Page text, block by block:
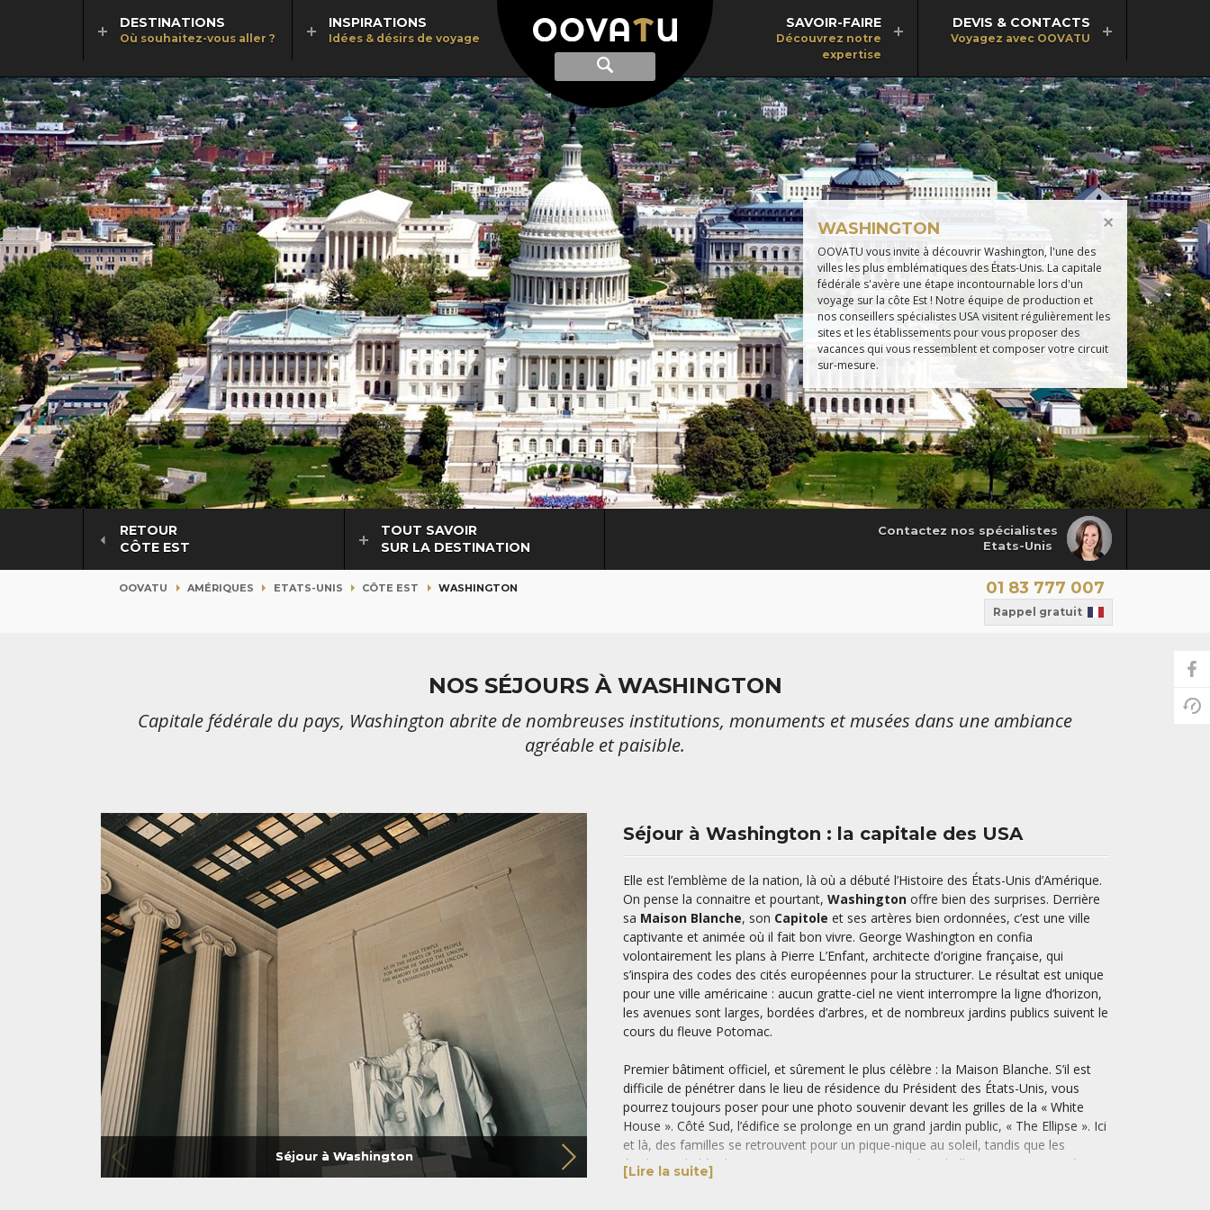
Afficher
recherche
Recherche
DESTINATIONS
Où souhaitez-vous aller ?
INSPIRATIONS
Idées & désirs de voyage
SAVOIR-FAIRE
Découvrez notre
expertise
DEVIS & CONTACTS
Voyagez avec OOVATU
WASHINGTON
OOVATU vous invite à découvrir Washington, l'une des
villes les plus emblématiques des États-Unis. La capitale
fédérale s'avère une étape incontournable lors d'un
voyage sur la côte Est ! Notre équipe de production et
nos conseillers spécialistes USA visitent régulièrement les
sites et les établissements pour vous proposer des
vacances qui vous ressemblent et composer votre circuit
sur-mesure.
Contactez nos spécialistes
Etats-Unis
RETOUR
CÔTE EST
TOUT SAVOIR
SUR LA DESTINATION
OOVATU AMÉRIQUES ETATS-UNIS CÔTE EST WASHINGTON 01 83 777 007
Rappel gratuit
NOS SÉJOURS À WASHINGTON
Capitale fédérale du pays, Washington abrite de nombreuses institutions, monuments et musées dans une ambiance
agréable et paisible.
Séjour à Washington : la capitale des USA
Séjour à Washington
Elle est l’emblème de la nation, là où a débuté l’Histoire des États-Unis d’Amérique.
On pense la connaitre et pourtant,Washington offre bien des surprises. Derrière
sa Maison Blanche, son Capitole et ses artères bien ordonnées, c’est une ville
captivante et animée où il fait bon vivre. George Washington en confia
volontairement les plans à Pierre L’Enfant, architecte d’origine française, qui
s’inspira des codes des cités européennes pour la structurer. Le résultat est unique
pour une ville américaine : aucun gratte-ciel ne vient interrompre la ligne d’horizon,
les avenues sont larges, bordées d’arbres, et de nombreux jardins publics suivent le
cours du fleuve Potomac.
Premier bâtiment officiel, et sûrement le plus célèbre : la Maison Blanche. S’il est
difficile de pénétrer dans le lieu de résidence du Président des États-Unis, vous
pourrez toujours poser pour une photo souvenir devant les grilles de la « White
House ». Côté Sud, l’édifice se prolonge en un grand jardin public, « The Ellipse ». Ici
et là, des familles se retrouvent pour un pique-nique au soleil, tandis que les
étudiants de l’école voisine viennent s’entrainer au baseball. Typiquement américain
!
[Lire la suite]